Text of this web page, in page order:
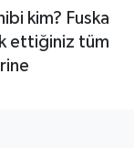
kim? Fuska
ettiğiniz tüm